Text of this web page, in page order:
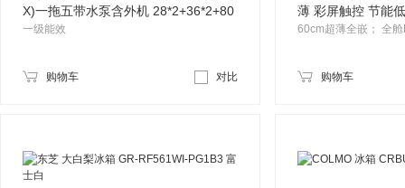
X)一拖五带水泵含外机 28*2+36*2+80
一级能效
购物车 对比
薄 彩屏触控 节能
57WUSPZE
购物车